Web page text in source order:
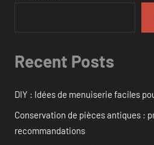
Recent Posts
DIY : Idées de menuiserie faciles
Conservation de pièces antiques :
recommandations